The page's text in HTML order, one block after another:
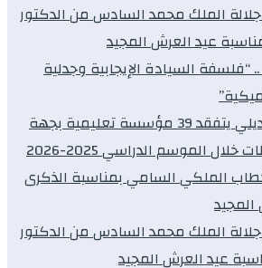
جلالة الملك محمد السادس من الدكتور
عيد العرش المجيد
السيادة الإيجابية وجدلية
الدكتور نوفل كديلي يتفقد 39 مؤسسة تعليمية بجهة
الموسم الدراسي 2025-2026
الملكي السامي بمناسبة الذكرى
جلالة الملك محمد السادس من الدكتور
عيد العرش المجيد